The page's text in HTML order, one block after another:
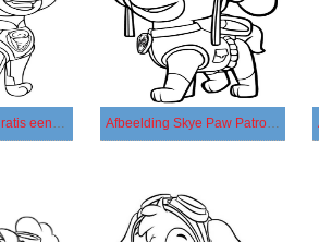
Skye Paw Patrol gratis eenvoudig Afbeelding Skye Paw Patrol printbaar